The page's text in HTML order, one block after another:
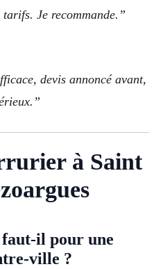
Je recommande.”
devis annoncé avant,
à Saint
faut-il pour une
ville ?